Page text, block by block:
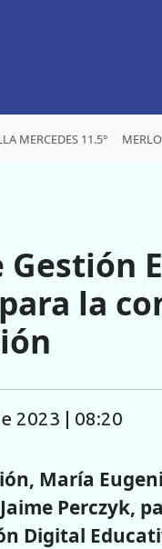
MERCEDES 11.5°
Gestión
la
2023 | 08:20
María
Perczyk,
Digital